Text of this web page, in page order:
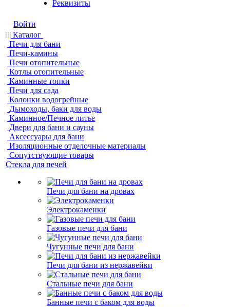
Реквизиты
Войти
Каталог
Печи для бани
Печи-камины
Печи отопительные
Котлы отопительные
Каминные топки
Печи для сада
Колонки водогрейные
Дымоходы, баки для воды
Каминное/Печное литье
Двери для бани и сауны
Аксессуары для бани
Изоляционные отделочные материалы
Сопутствующие товары
Стекла для печей
Печи для бани на дровах
Электрокаменки
Газовые печи для бани
Чугунные печи для бани
Печи для бани из нержавейки
Стальные печи для бани
Банные печи с баком для воды